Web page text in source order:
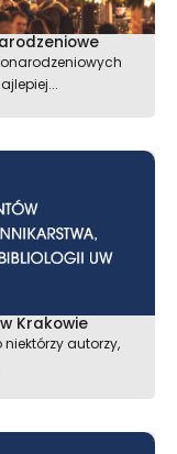
Krakowie
autorzy,